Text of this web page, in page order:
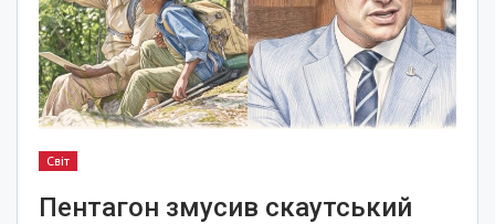
Світ
Пентагон змусив скаутський